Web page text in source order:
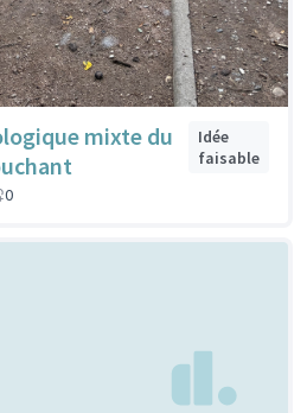
mixte du
Idée
faisable
0